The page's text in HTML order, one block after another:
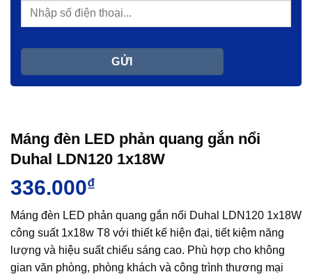
Máng đèn LED phản quang gắn nổi
Duhal LDN120 1x18W
336.000₫
Máng đèn LED phản quang gắn nổi Duhal LDN120 1x18W
công suất 1x18w T8 với thiết kế hiện đại, tiết kiệm năng
lượng và hiệu suất chiếu sáng cao. Phù hợp cho không
gian văn phòng, phòng khách và công trình thương mại